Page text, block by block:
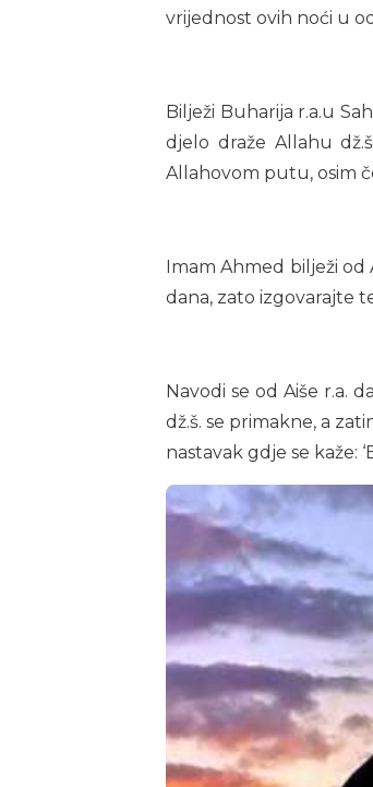
vrijednost ovih noći u
Bilježi Buharija r.a.u
djelo draže Allahu
Allahovom putu, osim
Imam Ahmed bilježi
dana, zato izgovarajte
Navodi se od Aiše r.a.
dž.š. se primakne, a
nastavak gdje se kaže: